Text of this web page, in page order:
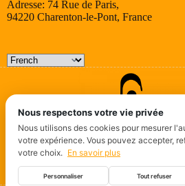
Adresse: 74 Rue de Paris,
94220 Charenton-le-Pont, France
Nous respectons votre vie privée
Nous utilisons des cookies pour mesurer
votre expérience. Vous pouvez accepter,
votre choix. En savoir plus
Personnaliser Tout refuser